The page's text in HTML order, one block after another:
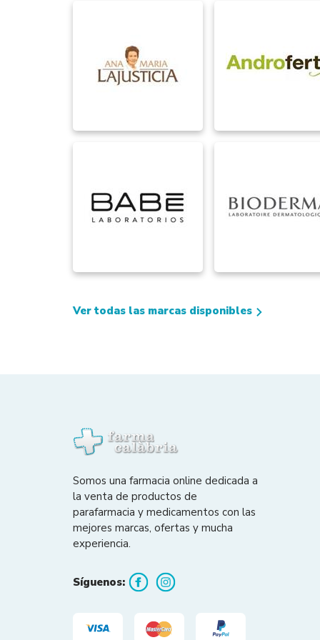
Ver todas las marcas disponibles
Somos una farmacia online dedicada a
la venta de productos de
parafarmacia y medicamentos con las
mejores marcas, ofertas y mucha
experiencia.
Síguenos: